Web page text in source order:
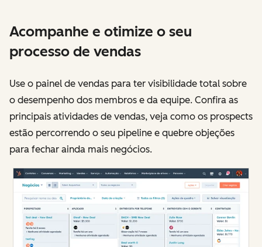
Acompanhe e otimize o seu
processo de vendas
Use o painel de vendas para ter visibilidade total sobre
o desempenho dos membros e da equipe. Confira as
principais atividades de vendas, veja como os prospects
estão percorrendo o seu pipeline e quebre objeções
para fechar ainda mais negócios.